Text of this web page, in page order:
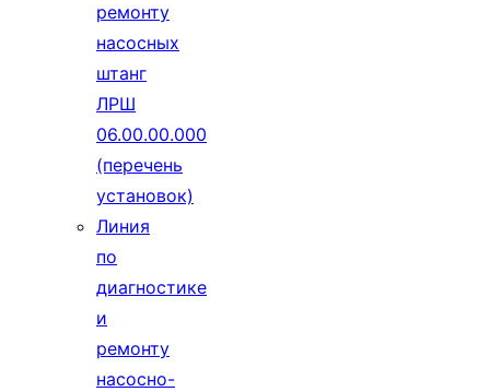
ремонту
насосных
штанг
ЛРШ
06.00.00.000
(перечень
установок)
Линия
по
диагностике
и
ремонту
насосно-